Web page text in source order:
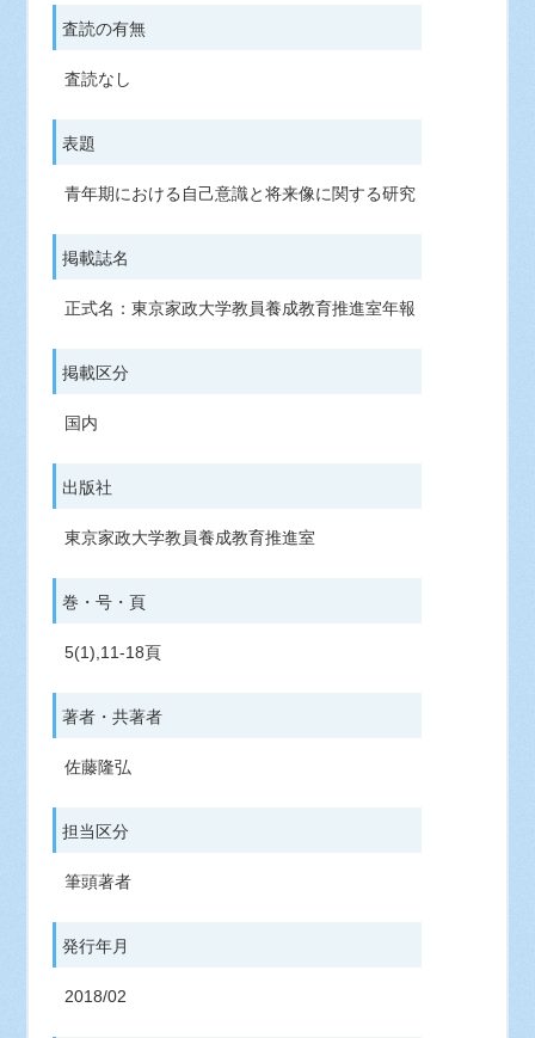
査読の有無
査読なし
表題
青年期における自己意識と将来像に関する研究
掲載誌名
正式名：東京家政大学教員養成教育推進室年報
掲載区分
国内
出版社
東京家政大学教員養成教育推進室
巻・号・頁
5(1),11-18頁
著者・共著者
佐藤隆弘
担当区分
筆頭著者
発行年月
2018/02